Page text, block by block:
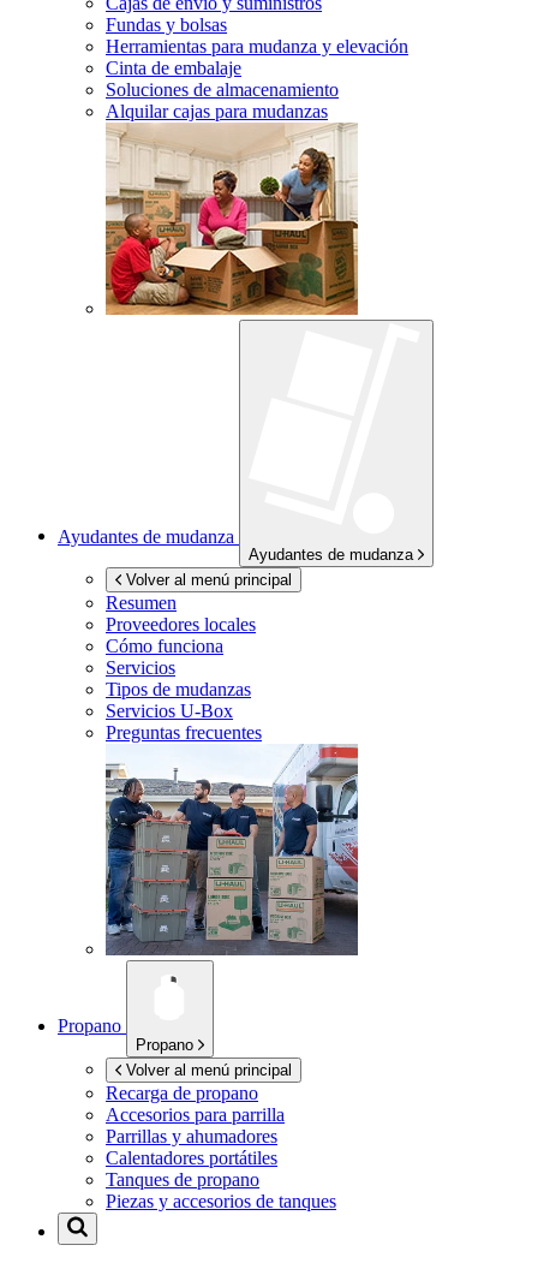
Fundas y bolsas
Herramientas para mudanza y elevación
Cinta de embalaje
Soluciones de almacenamiento
Alquilar cajas para mudanzas
Ayudantes de mudanza
Ayudantes de mudanza
Volver al menú principal
Resumen
Proveedores locales
Cómo funciona
Servicios
Tipos de mudanzas
Servicios U-Box
Preguntas frecuentes
Propano
Propano
Volver al menú principal
Recarga de propano
Accesorios para parrilla
Parrillas y ahumadores
Calentadores portátiles
Tanques de propano
Piezas y accesorios de tanques